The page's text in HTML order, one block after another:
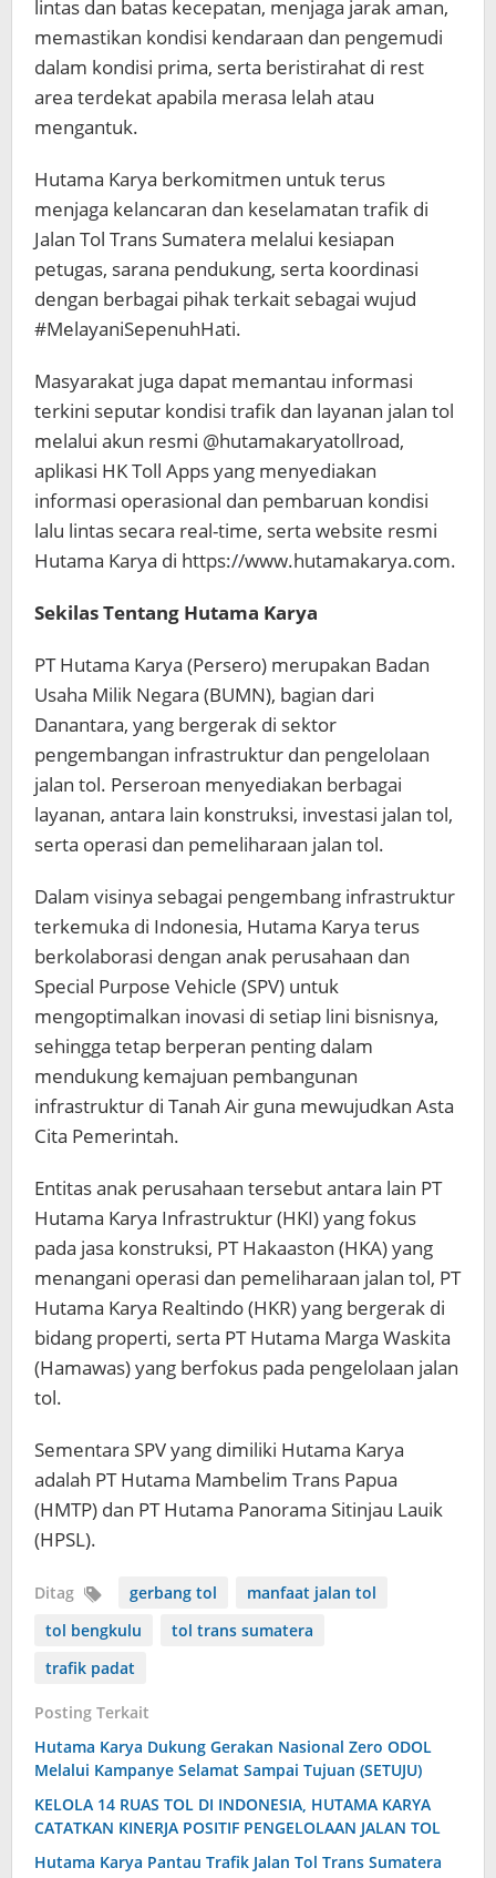
lintas dan batas kecepatan, menjaga jarak aman,
memastikan kondisi kendaraan dan pengemudi
dalam kondisi prima, serta beristirahat di rest
area terdekat apabila merasa lelah atau
mengantuk.
Hutama Karya berkomitmen untuk terus
menjaga kelancaran dan keselamatan trafik di
Jalan Tol Trans Sumatera melalui kesiapan
petugas, sarana pendukung, serta koordinasi
dengan berbagai pihak terkait sebagai wujud
#MelayaniSepenuhHati.
Masyarakat juga dapat memantau informasi
terkini seputar kondisi trafik dan layanan jalan tol
melalui akun resmi @hutamakaryatollroad,
aplikasi HK Toll Apps yang menyediakan
informasi operasional dan pembaruan kondisi
lalu lintas secara real-time, serta website resmi
Hutama Karya di https://www.hutamakarya.com.
Sekilas Tentang Hutama Karya
PT Hutama Karya (Persero) merupakan Badan
Usaha Milik Negara (BUMN), bagian dari
Danantara, yang bergerak di sektor
pengembangan infrastruktur dan pengelolaan
jalan tol. Perseroan menyediakan berbagai
layanan, antara lain konstruksi, investasi jalan tol,
serta operasi dan pemeliharaan jalan tol.
Dalam visinya sebagai pengembang infrastruktur
terkemuka di Indonesia, Hutama Karya terus
berkolaborasi dengan anak perusahaan dan
Special Purpose Vehicle (SPV) untuk
mengoptimalkan inovasi di setiap lini bisnisnya,
sehingga tetap berperan penting dalam
mendukung kemajuan pembangunan
infrastruktur di Tanah Air guna mewujudkan Asta
Cita Pemerintah.
Entitas anak perusahaan tersebut antara lain PT
Hutama Karya Infrastruktur (HKI) yang fokus
pada jasa konstruksi, PT Hakaaston (HKA) yang
menangani operasi dan pemeliharaan jalan tol, PT
Hutama Karya Realtindo (HKR) yang bergerak di
bidang properti, serta PT Hutama Marga Waskita
(Hamawas) yang berfokus pada pengelolaan jalan
tol.
Sementara SPV yang dimiliki Hutama Karya
adalah PT Hutama Mambelim Trans Papua
(HMTP) dan PT Hutama Panorama Sitinjau Lauik
(HPSL).
Ditag gerbang tol
manfaat jalan tol
tol bengkulu
tol trans sumatera
trafik padat
Posting Terkait
Hutama Karya Dukung Gerakan Nasional Zero ODOL
Melalui Kampanye Selamat Sampai Tujuan (SETUJU)
KELOLA 14 RUAS TOL DI INDONESIA, HUTAMA KARYA
CATATKAN KINERJA POSITIF PENGELOLAAN JALAN TOL
Hutama Karya Pantau Trafik Jalan Tol Trans Sumatera